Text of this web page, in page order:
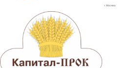
г. Москва